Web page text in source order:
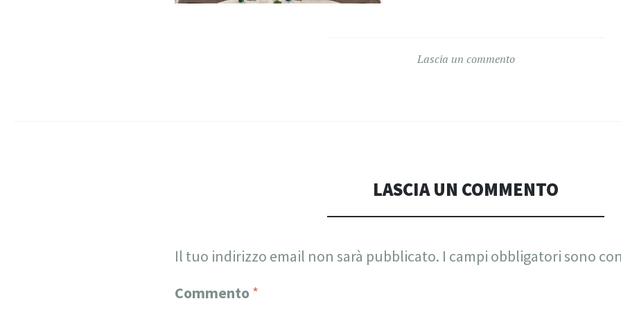
Lascia un commento
LASCIA UN COMMENTO
Il tuo indirizzo email non sarà pubblicato. I campi obbligatori sono
Commento*